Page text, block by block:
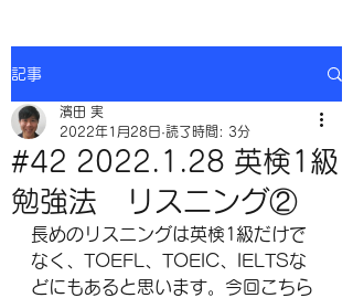
記事
#42 2022.1.28 英検1級
勉強法 リスニング②
濱田 実
2022年1月28日 読了時間: 3分
長めのリスニングは英検1級だけで
なく、TOEFL、TOEIC、IELTSな
どにもあると思います。今回こちら